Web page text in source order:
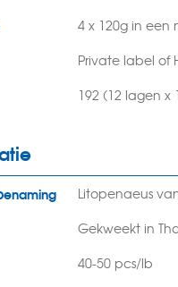
4 x 120g in een
Private label of
192 (12 lagen x
Litopenaeus
Gekweekt in
40-50 pcs/lb